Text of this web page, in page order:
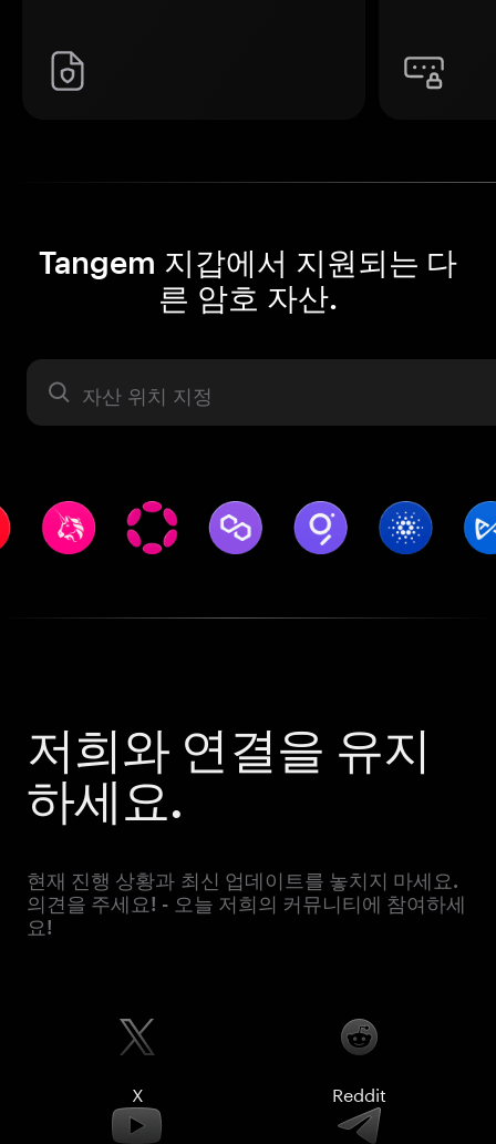
Tangem 지갑에서 지원되는 다
른 암호 자산.
자산 라벨
저희와 연결을 유지
하세요.
현재 진행 상황과 최신 업데이트를 놓치지 마세요.
의견을 주세요! - 오늘 저희의 커뮤니티에 참여하세
요!
X Reddit